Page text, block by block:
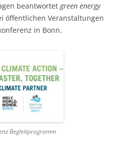
beant­wortet green energy
öffentlichen Veranstalt­ungen
in Bonn.
Begleitprogramm